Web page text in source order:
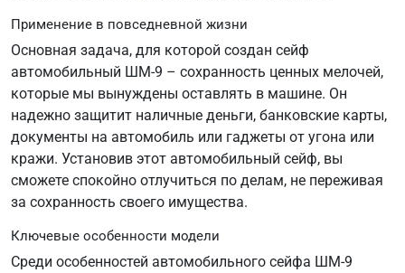
Применение в повседневной жизни
Основная задача, для которой создан сейф
автомобильный ШМ-9 – сохранность ценных мелочей,
которые мы вынуждены оставлять в машине. Он
надежно защитит наличные деньги, банковские карты,
документы на автомобиль или гаджеты от угона или
кражи. Установив этот автомобильный сейф, вы
сможете спокойно отлучиться по делам, не переживая
за сохранность своего имущества.
Ключевые особенности модели
Среди особенностей автомобильного сейфа ШМ-9